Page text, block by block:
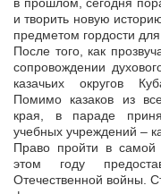
в прошлом, сегодня
и творить новую
предметом гордости
После того, как
сопровождении
казачьих округов
Помимо казаков из
края, в параде
учебных учреждений –
Право пройти в самой
этом году
Отечественной войны.